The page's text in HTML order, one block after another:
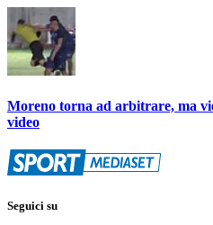
Moreno torna ad arbitrare, ma
video
Seguici su